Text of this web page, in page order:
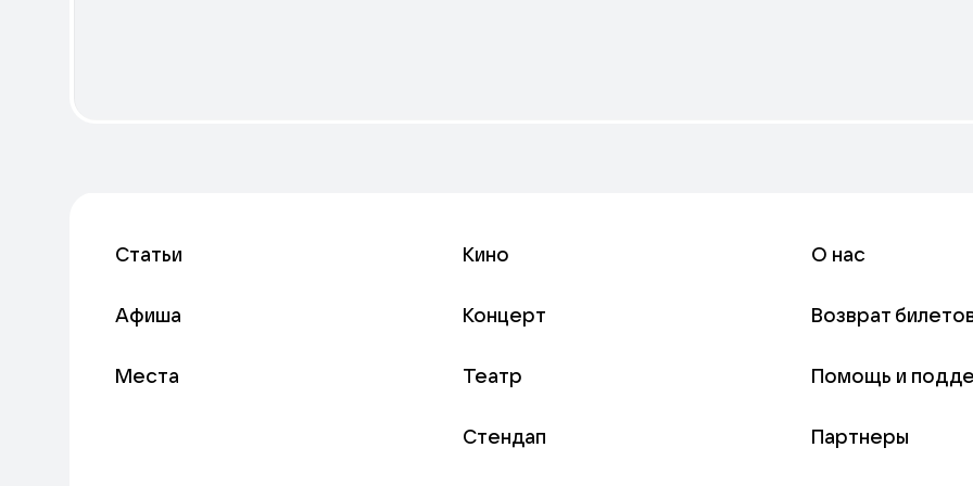
Статьи
Афиша
Места
Кино
Концерт
Театр
Стендап
О нас
Возврат
Помощь и
Партнеры